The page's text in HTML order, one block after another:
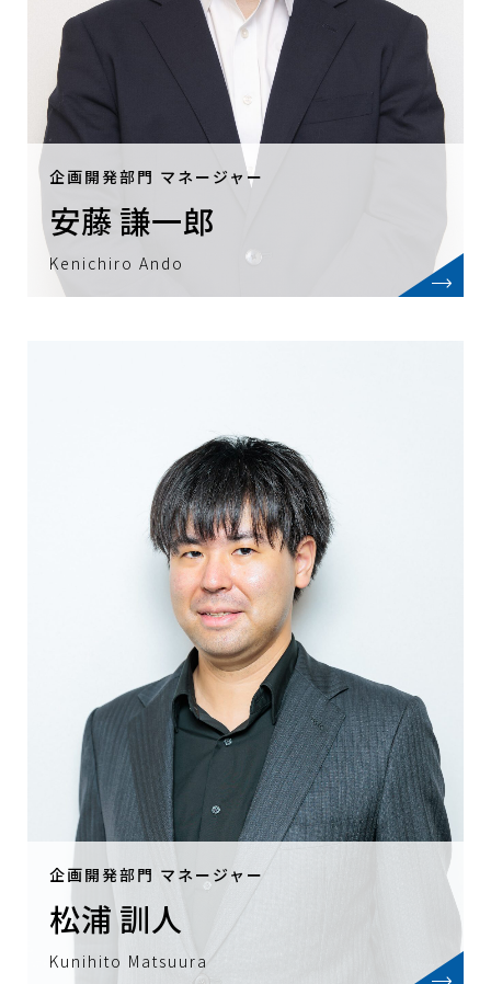
企画開発部門 マネージャー
安藤 謙一郎
Kenichiro Ando
企画開発部門 マネージャー
松浦 訓人
Kunihito Matsuura
変化する環境に対して柔軟にポジションを
調整し、リスク分担を最適化することがで
きる、流動性の高い市場です。
私たちは、取引の共通の目線となる公正価
格を導き出し、発信し続けることで、市場
の活性化と、多様な取引の実現に貢献して
まいります。